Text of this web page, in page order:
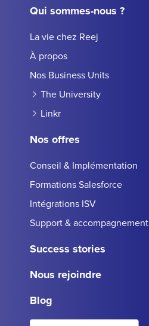
Qui sommes-nous ?
La vie chez Reej
À propos
Nos Business Units
The University
Linkr
Nos offres
Conseil & Implémentation
Formations Salesforce
Intégrations ISV
Support & accompagnement
Success stories
Nous rejoindre
Blog